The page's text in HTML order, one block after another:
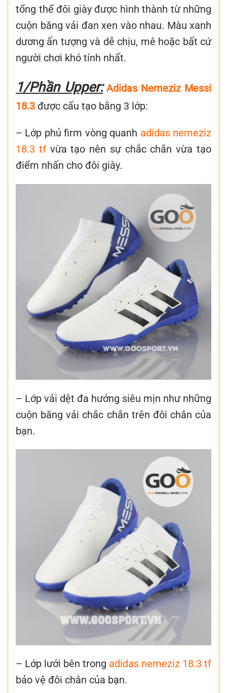
tổng thể đôi giày được hình thành từ những
cuộn băng vải đan xen vào nhau. Màu xanh
dương ấn tượng và dễ chịu, mê hoặc bất cứ
người chơi khó tính nhất.
1/Phần Upper: Adidas Nemeziz Messi
18.3 được cấu tạo bằng 3 lớp:
– Lớp phủ firm vòng quanh adidas nemeziz
18.3 tfvừa tạo nên sự chắc chắn vừa tạo
điểm nhấn cho đôi giày.
– Lớp vải dệt đa hướng siêu mịn như những
cuộn băng vải chắc chắn trên đôi chân của
bạn.
– Lớp lưới bên trong adidas nemeziz 18.3 tf
bảo vệ đôi chân của bạn.